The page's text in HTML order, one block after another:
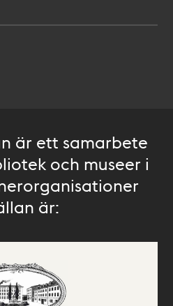
är ett samarbete
och museer i
är: